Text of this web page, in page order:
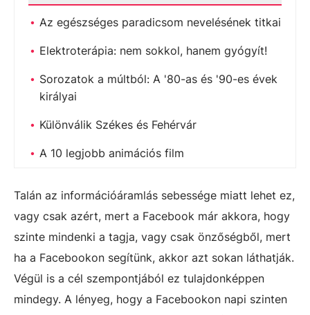
Az egészséges paradicsom nevelésének titkai
Elektroterápia: nem sokkol, hanem gyógyít!
Sorozatok a múltból: A '80-as és '90-es évek
királyai
Különválik Székes és Fehérvár
A 10 legjobb animációs film
Talán az információáramlás sebessége miatt lehet ez,
vagy csak azért, mert a Facebook már akkora, hogy
szinte mindenki a tagja, vagy csak önzőségből, mert
ha a Facebookon segítünk, akkor azt sokan láthatják.
Végül is a cél szempontjából ez tulajdonképpen
mindegy. A lényeg, hogy a Facebookon napi szinten